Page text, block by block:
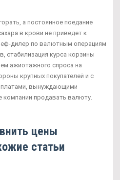
а постоянное поедание
в крови не приведет к
дилер по валютным операциям
стабилизация курса корзины
ажиотажного спроса на
крупных покупателей и с
вынуждающими
продавать валюту.
цены
статьи